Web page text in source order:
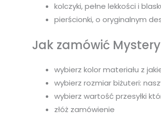
kolczyki, pełne lekkości i
pierścionki, o oryginalnym
Jak zamówić Mystery
wybierz kolor materiału z
wybierz rozmiar biżuteri:
wybierz wartość przesyłki
złóż zamówienie